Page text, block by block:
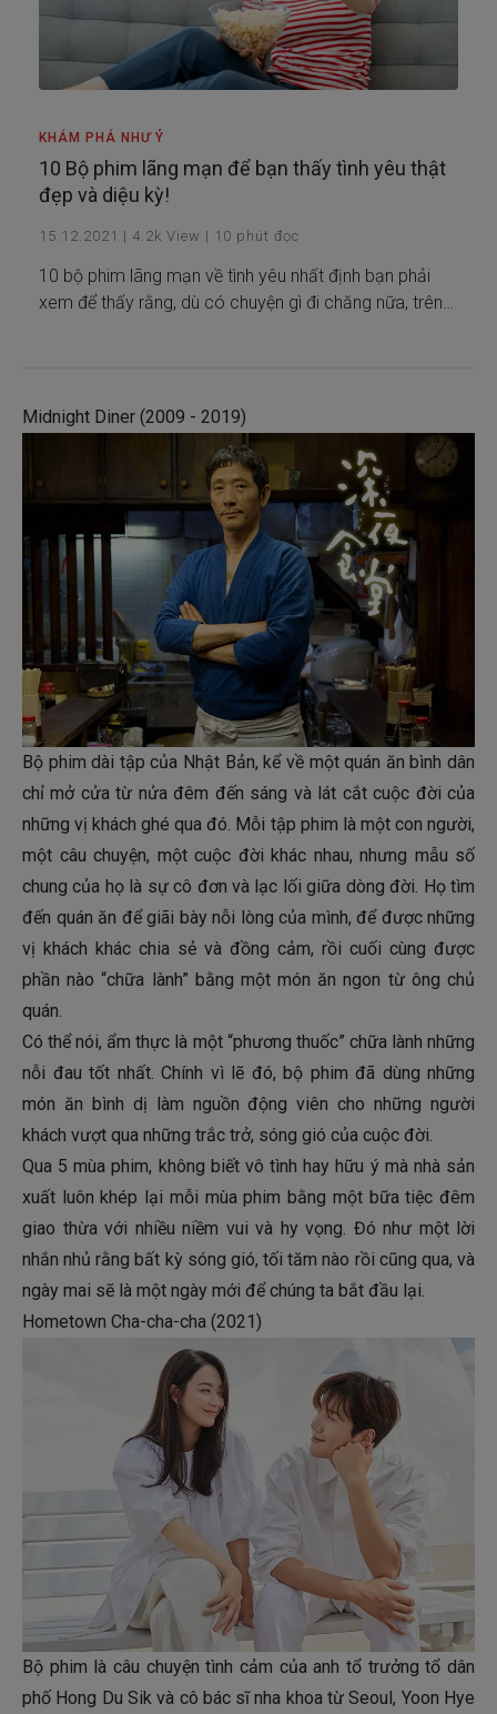
KHÁM PHÁ NHƯ Ý
10 Bộ phim lãng mạn để bạn thấy tình yêu thật
đẹp và diệu kỳ!
15.12.2021 | 4.2k View | 10 phút đọc
10 bộ phim lãng mạn về tình yêu nhất định bạn phải
xem để thấy rằng, dù có chuyện gì đi chăng nữa, trên
Midnight Diner (2009 - 2019)
Bộ phim dài tập của Nhật Bản, kể về một quán ăn bình dân
chỉ mở cửa từ nửa đêm đến sáng và lát cắt cuộc đời của
những vị khách ghé qua đó. Mỗi tập phim là một con người,
một câu chuyện, một cuộc đời khác nhau, nhưng mẫu số
chung của họ là sự cô đơn và lạc lối giữa dòng đời. Họ tìm
đến quán ăn để giãi bày nỗi lòng của mình, để được những
vị khách khác chia sẻ và đồng cảm, rồi cuối cùng được
phần nào “chữa lành” bằng một món ăn ngon từ ông chủ
quán.
Có thể nói, ẩm thực là một “phương thuốc” chữa lành những
nỗi đau tốt nhất. Chính vì lẽ đó, bộ phim đã dùng những
món ăn bình dị làm nguồn động viên cho những người
khách vượt qua những trắc trở, sóng gió của cuộc đời.
Qua 5 mùa phim, không biết vô tình hay hữu ý mà nhà sản
xuất luôn khép lại mỗi mùa phim bằng một bữa tiệc đêm
giao thừa với nhiều niềm vui và hy vọng. Đó như một lời
nhắn nhủ rằng bất kỳ sóng gió, tối tăm nào rồi cũng qua, và
ngày mai sẽ là một ngày mới để chúng ta bắt đầu lại.
Hometown Cha-cha-cha (2021)
Bộ phim là câu chuyện tình cảm của anh tổ trưởng tổ dân
phố Hong Du Sik và cô bác sĩ nha khoa từ Seoul, Yoon Hye